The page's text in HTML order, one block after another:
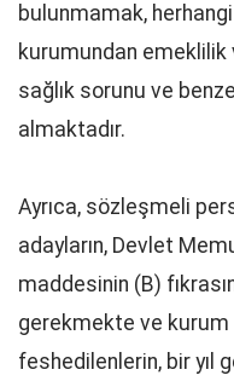
bulunmamak,
kurumundan emeklilik
sağlık sorunu ve
almaktadır.
Ayrıca, sözleşmeli
adayların, Devlet
maddesinin (B)
gerekmekte ve
feshedilenlerin, bir yıl